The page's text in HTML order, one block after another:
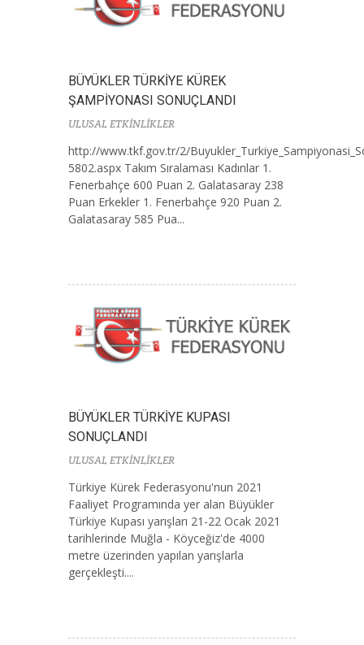
BÜYÜKLER TÜRKİYE KÜREK
ŞAMPİYONASI SONUÇLANDI
ULUSAL ETKİNLİKLER
http://www.tkf.gov.tr/2/
5802.aspx Takım Sıralaması Kadınlar 1.
Fenerbahçe 600 Puan 2. Galatasaray 238
Puan Erkekler 1. Fenerbahçe 920 Puan 2.
Galatasaray 585 Pua...
BÜYÜKLER TÜRKİYE KUPASI
SONUÇLANDI
ULUSAL ETKİNLİKLER
Türkiye Kürek Federasyonu'nun 2021
Faaliyet Programında yer alan Büyükler
Türkiye Kupası yarışları 21-22 Ocak 2021
tarihlerinde Muğla - Köyceğiz'de 4000
metre üzerinden yapılan yarışlarla
gerçekleşti....